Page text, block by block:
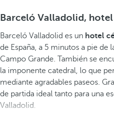
Barceló Valladolid,
Barceló Valladolid es un hotel
de España, a 5 minutos a pie
Campo Grande. También se
la imponente catedral, lo que
mediante agradables paseos.
de partida ideal tanto para una
Valladolid.